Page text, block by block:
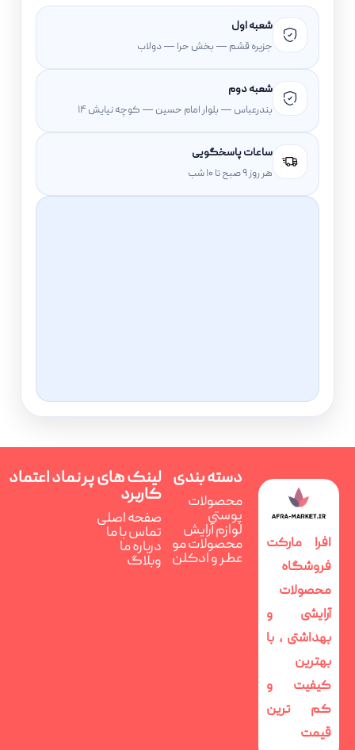
شعبه اول
جزیره قشم — بخش حرا — دولاب
شعبه دوم
بندرعباس — بلوار امام حسین — کوچه نیایش ۱۴
ساعات پاسخگویی
هر روز ۹ صبح تا ۱۰ شب
افرا مارکت
فروشگاه
محصولات
آرایشی و
بهداشتی ، با
بهترین
کیفیت و
کم ترین
قیمت
دسته بندی
محصولات
پوستی
لوازم آرایش
محصولات مو
عطر و ادکلن
لینک های پر
کاربرد
صفحه اصلی
تماس با ما
درباره ما
وبلاگ
نماد اعتماد